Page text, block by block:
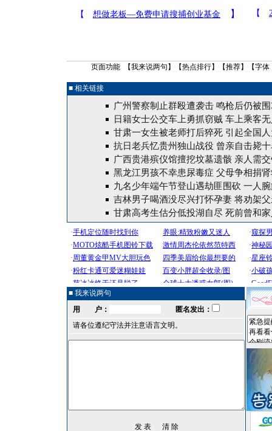
页面功能 【我来说两句 】【热点排行】【推荐】【字体
■ 相关链接
广州警察制止群殴遭袭击 鸣枪后仍被
日籍女士公交车上勇抓窃贼 车上乘客
甘肃一女生被老师打后猝死 引起全国
抗日老兵忆贵州独山战役 曾亲自击毙
广西贵港殡仪馆擅挖坟墓遗骸 亲人需
黑龙江男孩不幸患尿毒症 父母争相捐
九名少年端午节登山遇劫匪围砍 一人
吉林男子喝酒没尽兴打怀孕妻 将劝架
甘肃高考生估分低投湖自尽 死前曾和
■ 我来说两句
用 户：
匿名发出：
请各位遵纪守法并注意语言文明。